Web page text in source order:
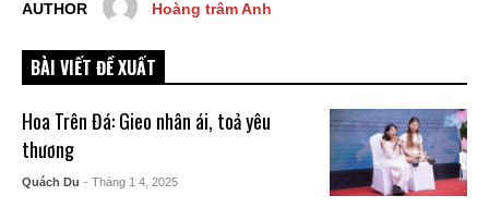
AUTHOR Hoàng trâm Anh
BÀI VIẾT ĐỀ XUẤT
Hoa Trên Đá: Gieo nhân ái, toả yêu
thương
Quách Du - Tháng 1 4, 2025